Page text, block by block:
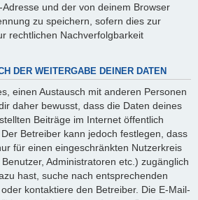
und der von deinem Browser
zu speichern, sofern dies zur
rechtlichen Nachverfolgbarkeit
DER WEITERGABE DEINER DATEN
einen Austausch mit anderen Personen
daher bewusst, dass die Daten deines
Beiträge im Internet öffentlich
Betreiber kann jedoch festlegen, dass
für einen eingeschränkten Nutzerkreis
Administratoren etc.) zugänglich
hast, suche nach entsprechenden
kontaktiere den Betreiber. Die E-Mail-